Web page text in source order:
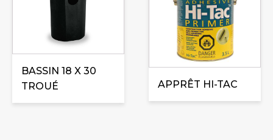
BASSIN 18 X 30
TROUÉ
APPRÊT HI-TAC
plusieurs
variations.
options
peuvent
être
choisies